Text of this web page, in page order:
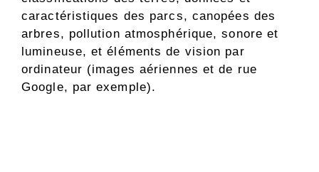
caractéristiques des parcs, canopées des
arbres, pollution atmosphérique, sonore et
lumineuse, et éléments de vision par
ordinateur (images aériennes et de rue
Google, par exemple).